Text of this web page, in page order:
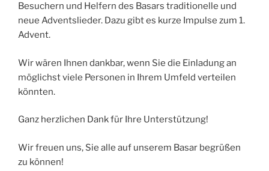
Besuchern und Helfern des Basars traditionelle und
neue Adventslieder. Dazu gibt es kurze Impulse zum 1.
Advent.
Wir wären Ihnen dankbar, wenn Sie die Einladung an
möglichst viele Personen in Ihrem Umfeld verteilen
könnten.
Ganz herzlichen Dank für Ihre Unterstützung!
Wir freuen uns, Sie alle auf unserem Basar begrüßen
zu können!